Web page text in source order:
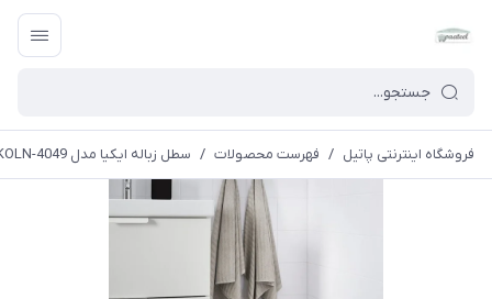
فروشگاه اینترنتی پاتیل / فهرست محصولات / سطل زباله ایکیا مدل EKOLN-4049